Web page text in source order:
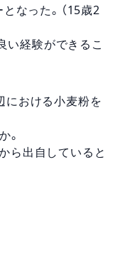
なった。（15歳2
い経験ができるこ
における小麦粉を
。
ら出自していると